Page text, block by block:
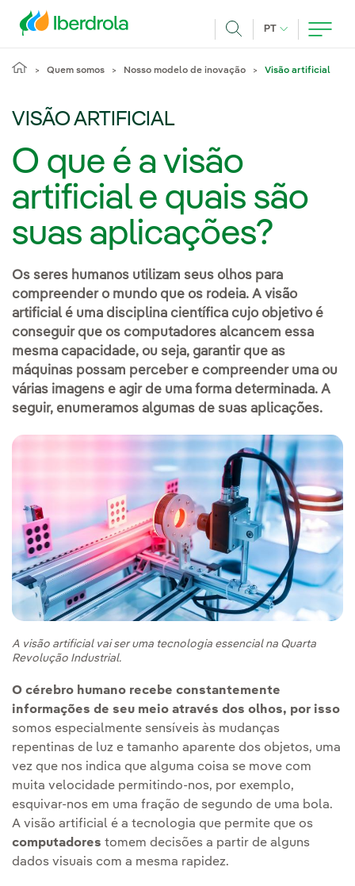
PT IDIOMA ATUAL,
Quem somos Nosso modelo de inovação Visão artificial
VISÃO ARTIFICIAL
O que é a visão
artificial e quais são
suas aplicações?
Os seres humanos utilizam seus olhos para
compreender o mundo que os rodeia. A visão
artificial é uma disciplina científica cujo objetivo é
conseguir que os computadores alcancem essa
mesma capacidade, ou seja, garantir que as
máquinas possam perceber e compreender uma ou
várias imagens e agir de uma forma determinada. A
seguir, enumeramos algumas de suas aplicações.
A visão artificial vai ser uma tecnologia essencial na Quarta
Revolução Industrial.
O cérebro humano recebe constantemente
informações de seu meio através dos olhos, por isso
somos especialmente sensíveis às mudanças
repentinas de luz e tamanho aparente dos objetos, uma
vez que nos indica que alguma coisa se move com
muita velocidade permitindo-nos, por exemplo,
esquivar-nos em uma fração de segundo de uma bola.
A visão artificial é a tecnologia que permite que os
computadores tomem decisões a partir de alguns
dados visuais com a mesma rapidez.